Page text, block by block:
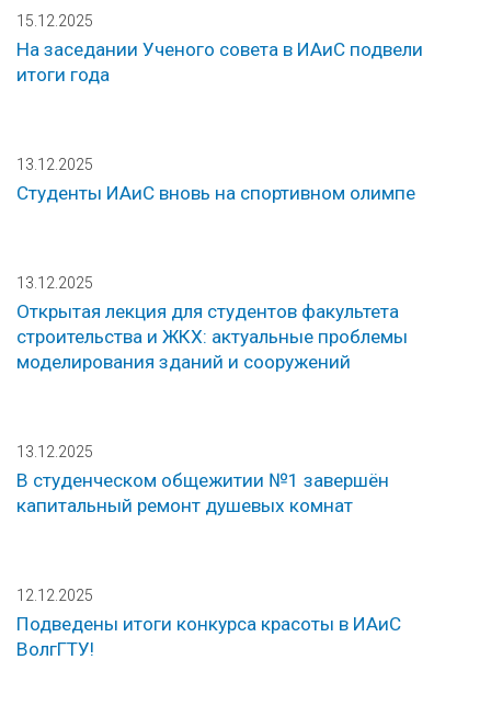
15.12.2025
На заседании Ученого совета в ИАиС подвели
итоги года
13.12.2025
Студенты ИАиС вновь на спортивном олимпе
13.12.2025
Открытая лекция для студентов факультета
строительства и ЖКХ: актуальные проблемы
моделирования зданий и сооружений
13.12.2025
В студенческом общежитии №1 завершён
капитальный ремонт душевых комнат
12.12.2025
Подведены итоги конкурса красоты в ИАиС
ВолгГТУ!